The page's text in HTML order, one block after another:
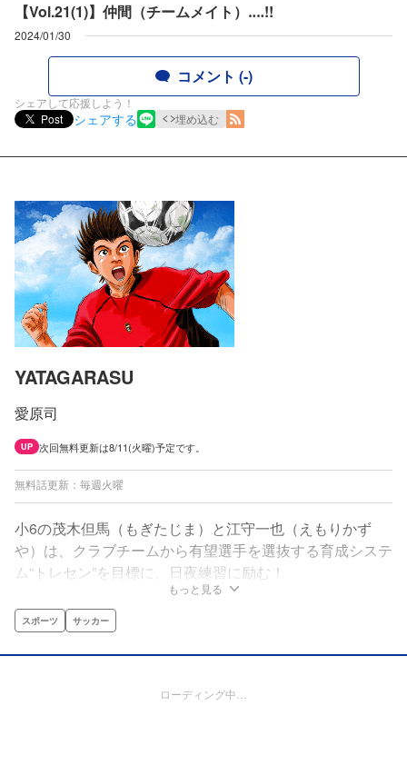
【Vol.21(1)】仲間（チームメイト）‥‥!!
2024/01/30
コメント (-)
シェアして応援しよう！
Post
シェアする 埋め込む
YATAGARASU
愛原司
UP 次回無料更新は8/11(火曜)予定です。
無料話更新：毎週火曜
小6の茂木但馬（もぎたじま）と江守一也（えもりかず
や）は、クラブチームから有望選手を選抜する育成システ
ム“トレセン”を目標に、日夜練習に励む！
もっと見る
スポーツ サッカー
ローディング中…